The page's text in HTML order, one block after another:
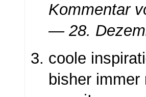
Kommentar
— 28.
coole
bisher